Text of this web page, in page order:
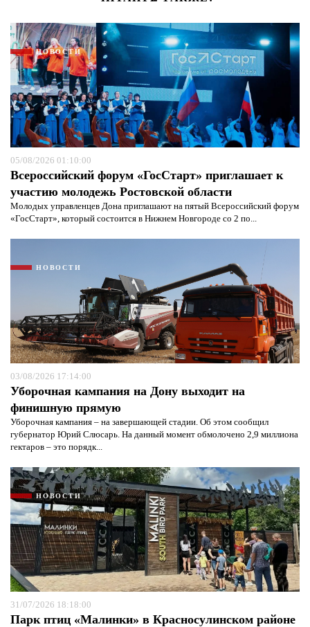
НОВОСТИ
05/08/2026 01:10:00
Всероссийский форум «ГосСтарт» приглашает к
участию молодежь Ростовской области
Молодых управленцев Дона приглашают на пятый Всероссийский форум
«ГосСтарт», который состоится в Нижнем Новгороде со 2 по...
НОВОСТИ
03/08/2026 17:14:00
Уборочная кампания на Дону выходит на
финишную прямую
Уборочная кампания – на завершающей стадии. Об этом сообщил
губернатор Юрий Слюсарь. На данный момент обмолочено 2,9 миллиона
гектаров – это порядк...
НОВОСТИ
31/07/2026 18:18:00
Парк птиц «Малинки» в Красносулинском районе
Я согласен сполитикой конфиденциальности и
защиты информации*
Я согласен сполитикой конфиденциальности и
защиты информации*